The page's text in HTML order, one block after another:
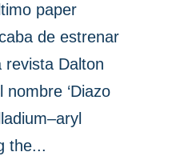
paper
de estrenar
revista Dalton
‘Diazo
the...